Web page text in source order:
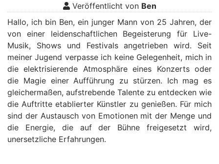
Veröffentlicht von Ben
Hallo, ich bin Ben, ein junger Mann von 25 Jahren, der
von einer leidenschaftlichen Begeisterung für Live-
Musik, Shows und Festivals angetrieben wird. Seit
meiner Jugend verpasse ich keine Gelegenheit, mich in
die elektrisierende Atmosphäre eines Konzerts oder
die Magie einer Aufführung zu stürzen. Ich mag es
gleichermaßen, aufstrebende Talente zu entdecken wie
die Auftritte etablierter Künstler zu genießen. Für mich
sind der Austausch von Emotionen mit der Menge und
die Energie, die auf der Bühne freigesetzt wird,
unersetzliche Erfahrungen.